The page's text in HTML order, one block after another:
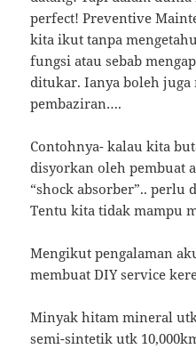
perfect! Preventive
kita ikut tanpa
fungsi atau sebab
ditukar. Ianya boleh juga
pembaziran….
Contohnya- kalau kita
disyorkan oleh pembuat
“shock absorber”.. perlu
Tentu kita tidak mampu
Mengikut pengalaman
membuat DIY service
Minyak hitam mineral
semi-sintetik utk